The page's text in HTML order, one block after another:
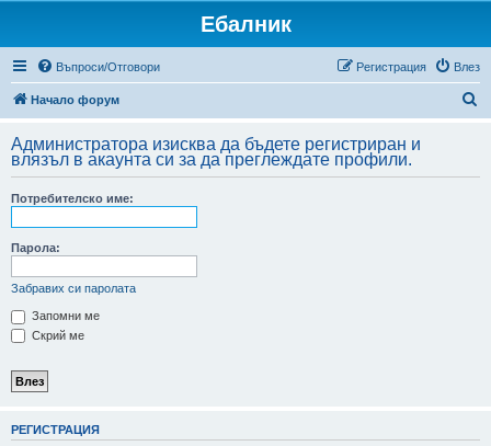
Ебалник
Въпроси/Отговори Влез
Регистрация
Начало форум
с
Администратора изисква да бъдете регистриран и
влязъл в акаунта си за да преглеждате профили.
Потребителско име:
Парола:
Забравих си паролата
Запомни ме
Скрий ме
РЕГИСТРАЦИЯ